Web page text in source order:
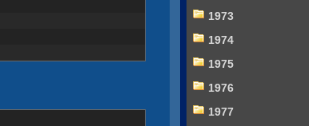
1973
1974
1975
1976
1977